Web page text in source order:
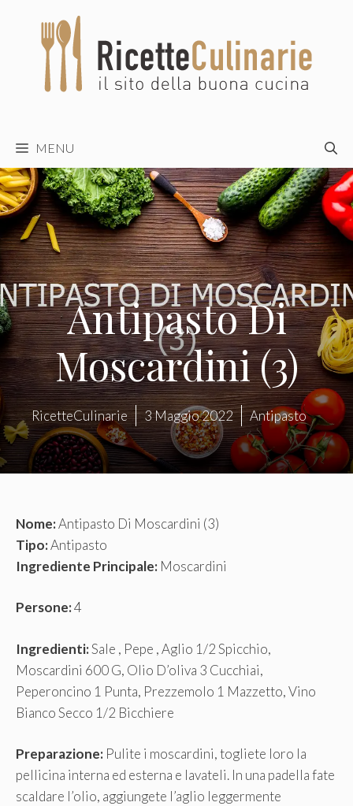
contenuto
MENU
Antipasto Di
Moscardini (3)
RicetteCulinarie 3 Maggio 2022 Antipasto
Nome:Antipasto Di Moscardini (3)
Tipo:Antipasto
Ingrediente Principale: Moscardini
Persone:4
Ingredienti:Sale , Pepe , Aglio 1/2 Spicchio,
Moscardini 600 G, Olio D’oliva 3 Cucchiai,
Peperoncino 1 Punta, Prezzemolo 1 Mazzetto, Vino
Bianco Secco 1/2 Bicchiere
Preparazione: Pulite i moscardini, togliete loro la
pellicina interna ed esterna e lavateli. In una padella fate
scaldare l’olio, aggiungete l’aglio leggermente